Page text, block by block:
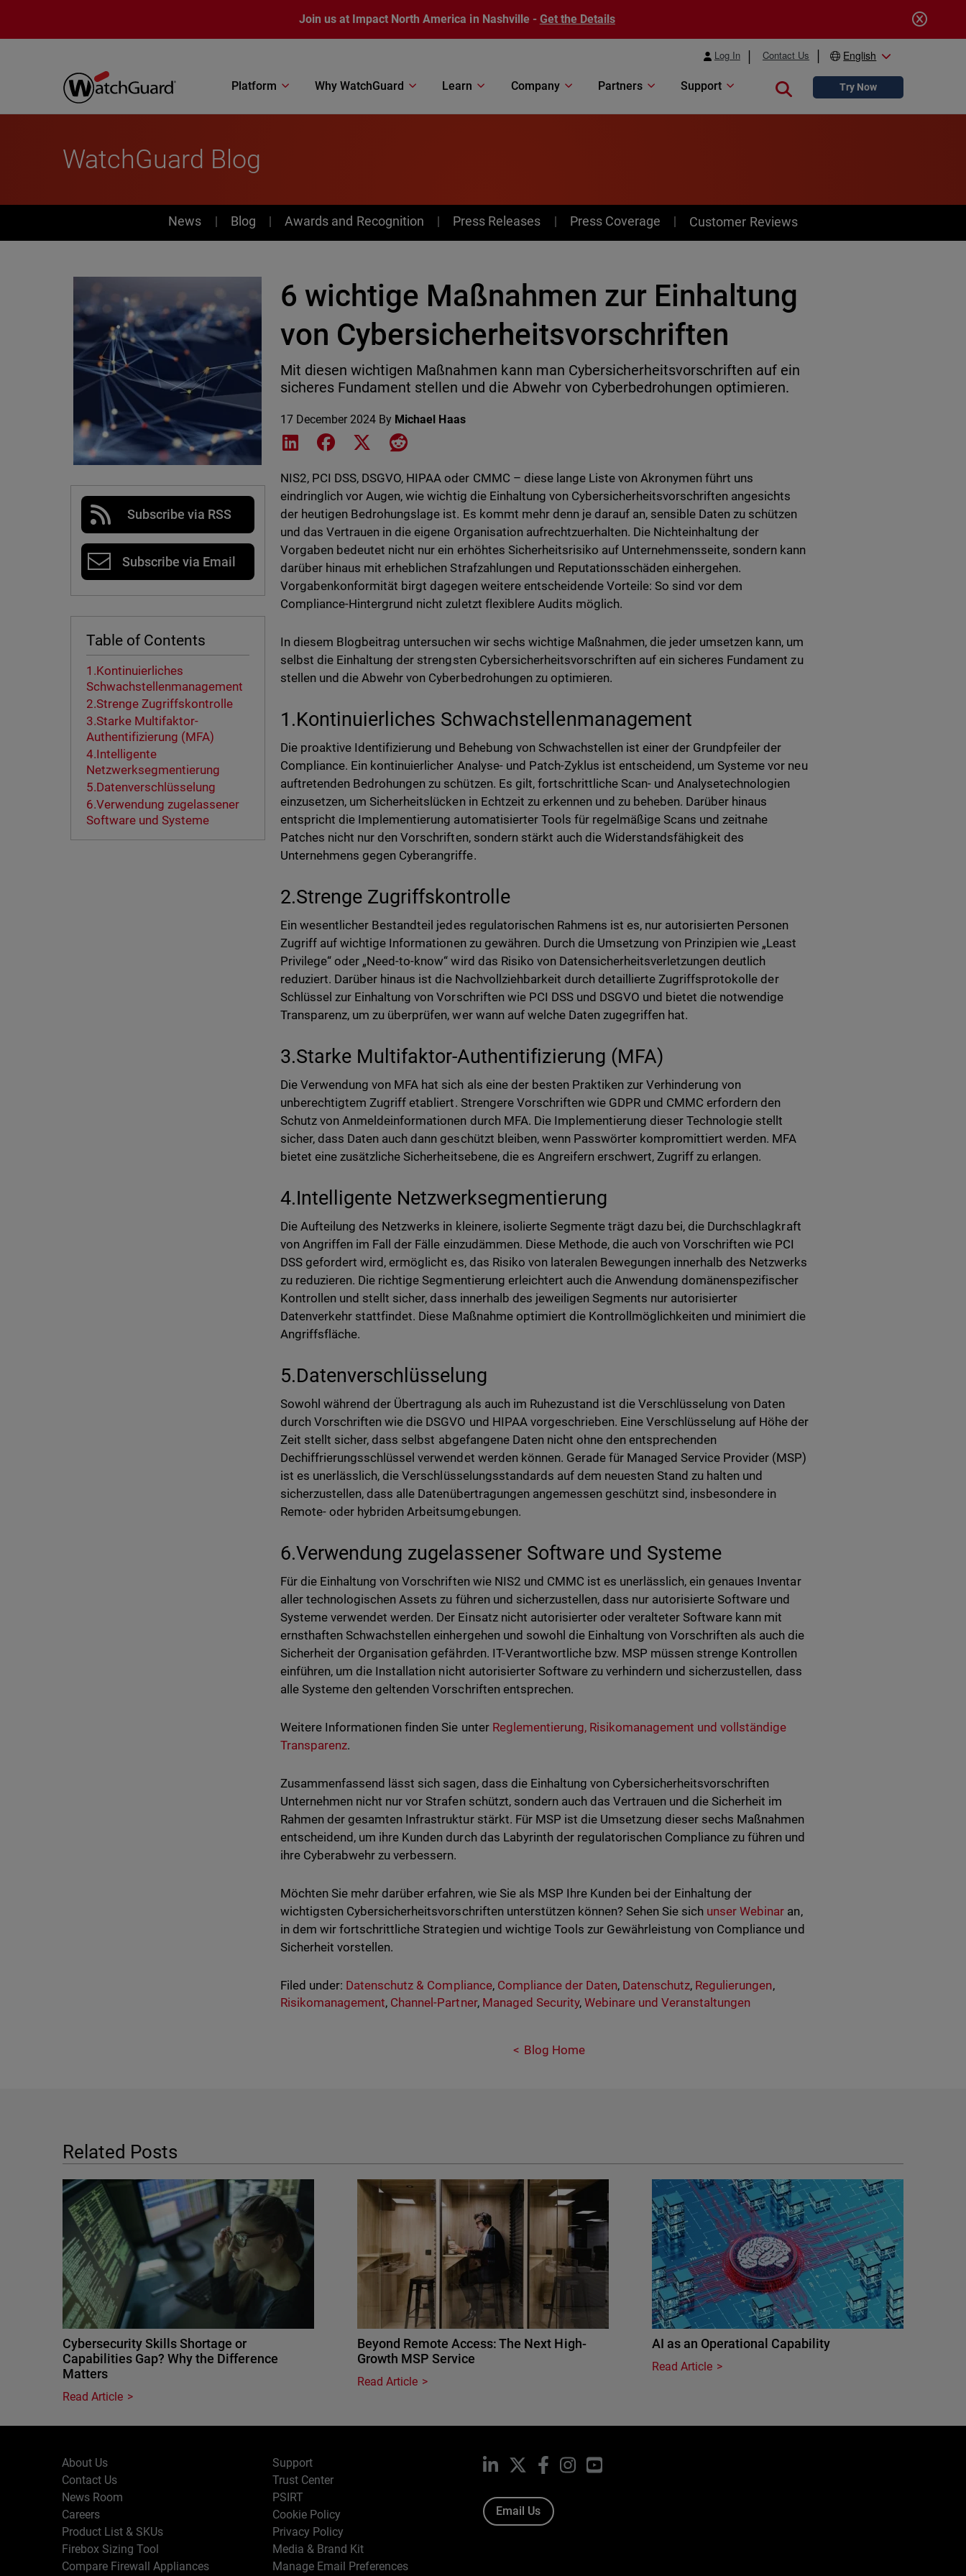
Join us at Impact North America in Nashville - Get the Details
Log In Contact Us English
Platform Why WatchGuard Learn Company Partners Support Close searchTry Now
WatchGuard Blog
News
News Blog Awards and Recognition Press Releases Press Coverage Customer Reviews
Subscribe via RSS
Subscribe via Email
Table of Contents
1.Kontinuierliches
Schwachstellenmanagement
2.Strenge Zugriffskontrolle
3.Starke Multifaktor-
Authentifizierung (MFA)
4.Intelligente
Netzwerksegmentierung
5.Datenverschlüsselung
6.Verwendung zugelassener
Software und Systeme
6 wichtige Maßnahmen zur Einhaltung
von Cybersicherheitsvorschriften
Mit diesen wichtigen Maßnahmen kann man Cybersicherheitsvorschriften auf ein
sicheres Fundament stellen und die Abwehr von Cyberbedrohungen optimieren.
17 December 2024 By Michael Haas
Share on LinkedIn
Share on Facebook
Share on XShare on Reddit
NIS2, PCI DSS, DSGVO, HIPAA oder CMMC – diese lange Liste von Akronymen führt uns
eindringlich vor Augen, wie wichtig die Einhaltung von Cybersicherheitsvorschriften angesichts
der heutigen Bedrohungslage ist. Es kommt mehr denn je darauf an, sensible Daten zu schützen
und das Vertrauen in die eigene Organisation aufrechtzuerhalten. Die Nichteinhaltung der
Vorgaben bedeutet nicht nur ein erhöhtes Sicherheitsrisiko auf Unternehmensseite, sondern kann
darüber hinaus mit erheblichen Strafzahlungen und Reputationsschäden einhergehen.
Vorgabenkonformität birgt dagegen weitere entscheidende Vorteile: So sind vor dem
Compliance-Hintergrund nicht zuletzt flexiblere Audits möglich.
In diesem Blogbeitrag untersuchen wir sechs wichtige Maßnahmen, die jeder umsetzen kann, um
selbst die Einhaltung der strengsten Cybersicherheitsvorschriften auf ein sicheres Fundament zu
stellen und die Abwehr von Cyberbedrohungen zu optimieren.
1.Kontinuierliches Schwachstellenmanagement
Die proaktive Identifizierung und Behebung von Schwachstellen ist einer der Grundpfeiler der
Compliance. Ein kontinuierlicher Analyse- und Patch-Zyklus ist entscheidend, um Systeme vor neu
auftretenden Bedrohungen zu schützen. Es gilt, fortschrittliche Scan- und Analysetechnologien
einzusetzen, um Sicherheitslücken in Echtzeit zu erkennen und zu beheben. Darüber hinaus
entspricht die Implementierung automatisierter Tools für regelmäßige Scans und zeitnahe
Patches nicht nur den Vorschriften, sondern stärkt auch die Widerstandsfähigkeit des
Unternehmens gegen Cyberangriffe.
2.Strenge Zugriffskontrolle
Ein wesentlicher Bestandteil jedes regulatorischen Rahmens ist es, nur autorisierten Personen
Zugriff auf wichtige Informationen zu gewähren. Durch die Umsetzung von Prinzipien wie „Least
Privilege“ oder „Need-to-know“ wird das Risiko von Datensicherheitsverletzungen deutlich
reduziert. Darüber hinaus ist die Nachvollziehbarkeit durch detaillierte Zugriffsprotokolle der
Schlüssel zur Einhaltung von Vorschriften wie PCI DSS und DSGVO und bietet die notwendige
Transparenz, um zu überprüfen, wer wann auf welche Daten zugegriffen hat.
3.Starke Multifaktor-Authentifizierung (MFA)
Die Verwendung von MFA hat sich als eine der besten Praktiken zur Verhinderung von
unberechtigtem Zugriff etabliert. Strengere Vorschriften wie GDPR und CMMC erfordern den
Schutz von Anmeldeinformationen durch MFA. Die Implementierung dieser Technologie stellt
sicher, dass Daten auch dann geschützt bleiben, wenn Passwörter kompromittiert werden. MFA
bietet eine zusätzliche Sicherheitsebene, die es Angreifern erschwert, Zugriff zu erlangen.
4.Intelligente Netzwerksegmentierung
Die Aufteilung des Netzwerks in kleinere, isolierte Segmente trägt dazu bei, die Durchschlagkraft
von Angriffen im Fall der Fälle einzudämmen. Diese Methode, die auch von Vorschriften wie PCI
DSS gefordert wird, ermöglicht es, das Risiko von lateralen Bewegungen innerhalb des Netzwerks
zu reduzieren. Die richtige Segmentierung erleichtert auch die Anwendung domänenspezifischer
Kontrollen und stellt sicher, dass innerhalb des jeweiligen Segments nur autorisierter
Datenverkehr stattfindet. Diese Maßnahme optimiert die Kontrollmöglichkeiten und minimiert die
Angriffsfläche.
5.Datenverschlüsselung
Sowohl während der Übertragung als auch im Ruhezustand ist die Verschlüsselung von Daten
durch Vorschriften wie die DSGVO und HIPAA vorgeschrieben. Eine Verschlüsselung auf Höhe der
Zeit stellt sicher, dass selbst abgefangene Daten nicht ohne den entsprechenden
Dechiffrierungsschlüssel verwendet werden können. Gerade für Managed Service Provider (MSP)
ist es unerlässlich, die Verschlüsselungsstandards auf dem neuesten Stand zu halten und
sicherzustellen, dass alle Datenübertragungen angemessen geschützt sind, insbesondere in
Remote- oder hybriden Arbeitsumgebungen.
6.Verwendung zugelassener Software und Systeme
Für die Einhaltung von Vorschriften wie NIS2 und CMMC ist es unerlässlich, ein genaues Inventar
aller technologischen Assets zu führen und sicherzustellen, dass nur autorisierte Software und
Systeme verwendet werden. Der Einsatz nicht autorisierter oder veralteter Software kann mit
ernsthaften Schwachstellen einhergehen und sowohl die Einhaltung von Vorschriften als auch die
Sicherheit der Organisation gefährden. IT-Verantwortliche bzw. MSP müssen strenge Kontrollen
einführen, um die Installation nicht autorisierter Software zu verhindern und sicherzustellen, dass
alle Systeme den geltenden Vorschriften entsprechen.
Weitere Informationen finden Sie unter Reglementierung, Risikomanagement und vollständige
Transparenz.
Zusammenfassend lässt sich sagen, dass die Einhaltung von Cybersicherheitsvorschriften
Unternehmen nicht nur vor Strafen schützt, sondern auch das Vertrauen und die Sicherheit im
Rahmen der gesamten Infrastruktur stärkt. Für MSP ist die Umsetzung dieser sechs Maßnahmen
entscheidend, um ihre Kunden durch das Labyrinth der regulatorischen Compliance zu führen und
ihre Cyberabwehr zu verbessern.
Möchten Sie mehr darüber erfahren, wie Sie als MSP Ihre Kunden bei der Einhaltung der
wichtigsten Cybersicherheitsvorschriften unterstützen können? Sehen Sie sich unser Webinar an,
in dem wir fortschrittliche Strategien und wichtige Tools zur Gewährleistung von Compliance und
Sicherheit vorstellen.
Filed under: Datenschutz & Compliance, Compliance der Daten, Datenschutz, Regulierungen,
Risikomanagement, Channel-Partner, Managed Security, Webinare und Veranstaltungen
Blog Home
Related Posts
Cybersecurity Skills Shortage or
Capabilities Gap? Why the Difference
Matters
Read Article
Beyond Remote Access: The Next High-
Growth MSP Service
Read Article
AI as an Operational Capability
Read Article
About Us
Contact Us
News Room
Careers
Product List & SKUs
Firebox Sizing Tool
Compare Firewall Appliances
Support
Trust Center
PSIRT
Cookie Policy
Privacy Policy
Media & Brand Kit
Manage Email Preferences
LinkedIn Facebook
InstagramYouTube
Email Us